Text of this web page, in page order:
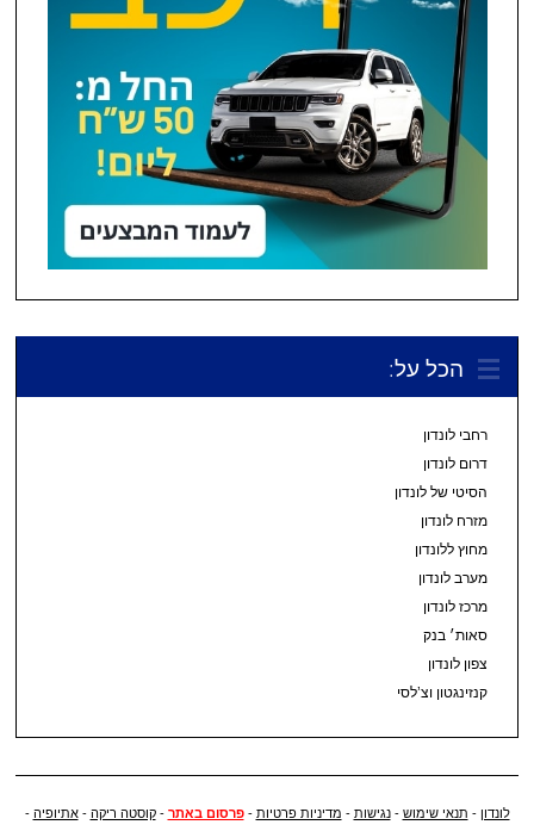
הכל על:
רחבי לונדון
דרום לונדון
הסיטי של לונדון
מזרח לונדון
מחוץ ללונדון
מערב לונדון
מרכז לונדון
סאות׳ בנק
צפון לונדון
קנזינגטון וצ’לסי
לונדון - תנאי שימוש -נגישות - מדיניות פרטיות -פרסום באתר -קוסטה ריקה -אתיופיה -